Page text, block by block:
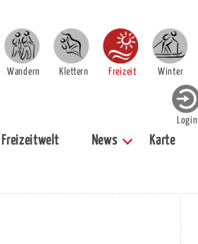
Wandern Klettern Freizeit Winter
Login
Freizeitwelt News Karte